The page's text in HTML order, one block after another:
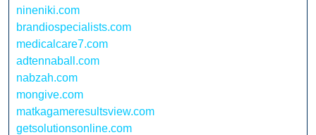
nineniki.com
brandiospecialists.com
medicalcare7.com
adtennaball.com
nabzah.com
mongive.com
matkagameresultsview.com
getsolutionsonline.com